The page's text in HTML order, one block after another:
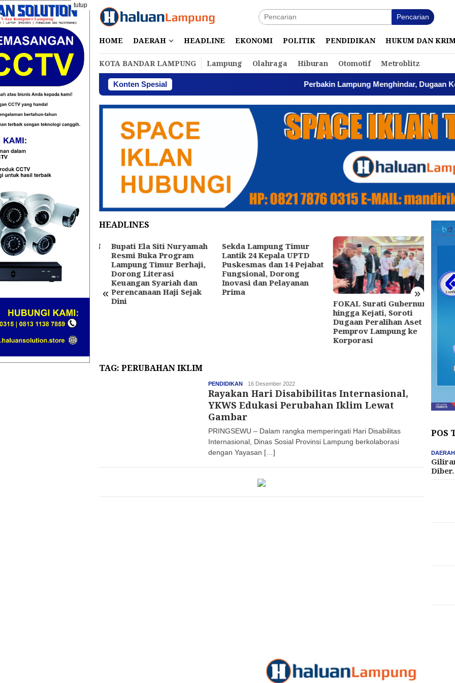
Loncat
ke
konten
tutup
Pencarian
HOME DAERAH HEADLINE EKONOMI POLITIK PENDIDIKAN HUKUM DAN
KOTA BANDAR LAMPUNG Lampung Olahraga Hiburan Otomotif Metroblitz
Konten Spesial Perbakin Lampung Menghindar, Dugaan
HEADLINES
« »
Siswa-siswi SMAN
Diberikan
Politik
Bupati Ela Siti Nuryamah
Resmi Buka Program
Lampung Timur Berhaji,
Dorong Literasi
Keuangan Syariah dan
Perencanaan Haji Sejak
Dini
Sekda Lampung Timur
Lantik 24 Kepala UPTD
Puskesmas dan 14 Pejabat
Fungsional, Dorong
Inovasi dan Pelayanan
Prima
FOKAL Surati Gubernur
hingga Kejati, Soroti
Dugaan Peralihan Aset
Pemprov Lampung ke
Korporasi
TAG: PERUBAHAN IKLIM
PENDIDIKAN haluan
16 Desember 2022
Rayakan Hari Disabibilitas Internasional,
YKWS Edukasi Perubahan Iklim Lewat
Gambar
PRINGSEWU – Dalam rangka memperingati Hari Disabilitas
Internasional, Dinas Sosial Provinsi Lampung berkolaborasi
dengan Yayasan […]
POS
DAERAH